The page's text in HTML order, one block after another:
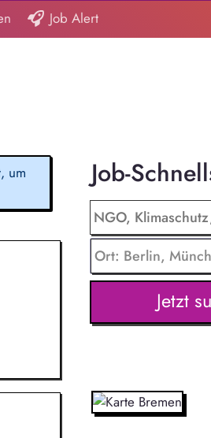
Job Alert
um
Job-
Jetzt